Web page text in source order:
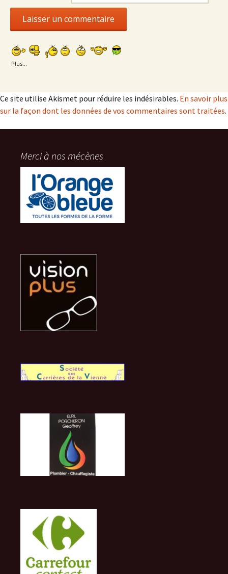
Plus...
Ce site utilise Akismet pour réduire les indésirables. En savoir plus
sur la façon dont les données de vos commentaires sont traitées.
Merci à nos mécènes